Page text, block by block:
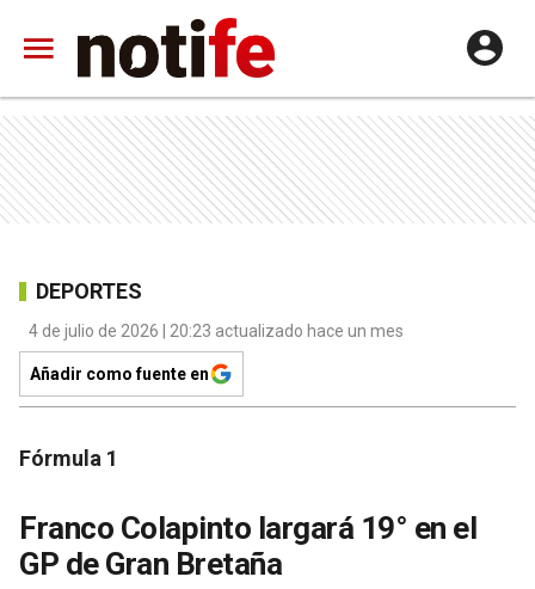
DEPORTES
4 de julio de 2026 | 20:23 actualizado hace un mes
Añadir como fuente en
Fórmula 1
Franco Colapinto largará 19° en el
GP de Gran Bretaña